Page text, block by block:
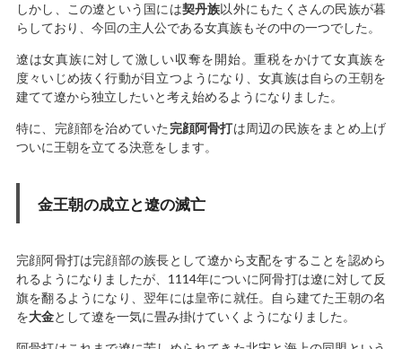
しかし、この遼という国には契丹族以外にもたくさんの民族が暮
らしており、今回の主人公である女真族もその中の一つでした。
遼は女真族に対して激しい収奪を開始。重税をかけて女真族を
度々いじめ抜く行動が目立つようになり、女真族は自らの王朝を
建てて遼から独立したいと考え始めるようになりました。
特に、完顔部を治めていた 完顔阿骨打は周辺の民族をまとめ上げ
ついに王朝を立てる決意をします。
金王朝の成立と遼の滅亡
完顔阿骨打は完顔部の族長として遼から支配をすることを認めら
れるようになりましたが、1114年についに阿骨打は遼に対して反
旗を翻るようになり、翌年には皇帝に就任。自ら建てた王朝の名
を大金として遼を一気に畳み掛けていくようになりました。